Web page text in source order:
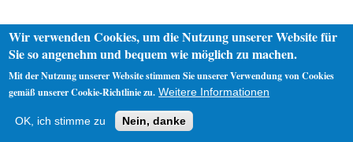
Impressum
Wir verwenden Cookies, um die Nutzung unserer Website für
Sie so angenehm und bequem wie möglich zu machen.
Mit der Nutzung unserer Website stimmen Sie unserer Verwendung von Cookies
gemäß unserer Cookie-Richtlinie zu. Weitere Informationen
OK, ich stimme zu Nein, danke